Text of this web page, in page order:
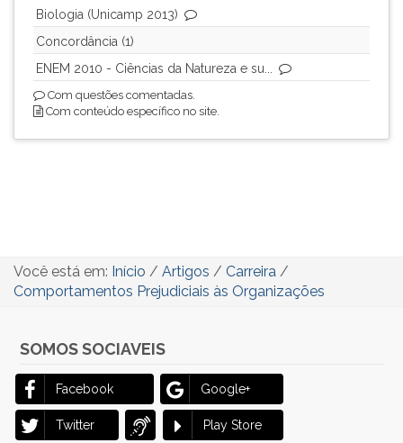
Biologia (Unicamp 2013)
Concordância (1)
ENEM 2010 - Ciências da Natureza e su...
Com questões comentadas.
Com conteúdo específico no site.
Você está em: Início / Artigos / Carreira /
Comportamentos Prejudiciais às Organizações
SOMOS SOCIAVEIS
Facebook Google+
Twitter Play Store